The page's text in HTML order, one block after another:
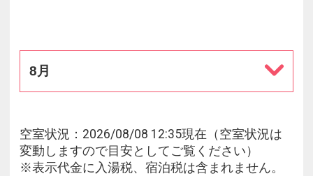
8月
空室状況：2026/08/08 12:35現在（空室状況は
変動しますので目安としてご覧ください）
※表示代金に入湯税、宿泊税は含まれません。